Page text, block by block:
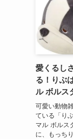
愛くるし
る！りぶ
ル ボルス
可愛い動物
ている「り
マル ボルス
に、もっち